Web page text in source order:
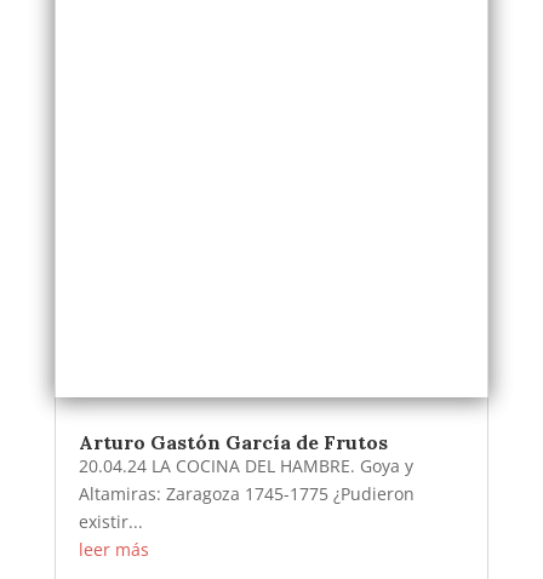
Arturo Gastón García de Frutos
20.04.24 LA COCINA DEL HAMBRE. Goya y
Altamiras: Zaragoza 1745-1775 ¿Pudieron
existir...
leer más